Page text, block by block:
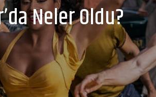
Neler Oldu?